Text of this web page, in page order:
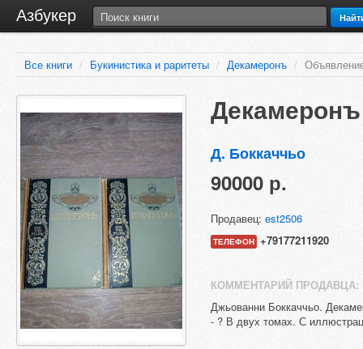
Азбукер
Все книги / Букинистика и раритеты / Декамеронъ /
Декамеронъ
Д. Боккаччьо
90000 р.
Продавец: est2506
ТЕЛЕФОН +79177211920
КОММЕНТАРИЙ ПРОДАВЦА:
Джьованни Боккаччьо.
- ? В двух томах. С